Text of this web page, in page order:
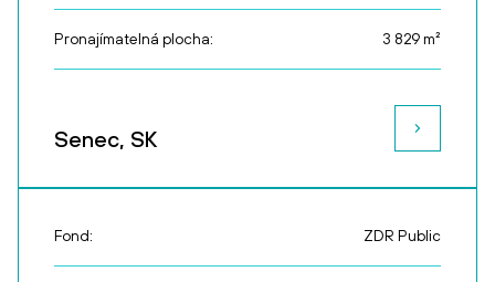
Pronajímatelná plocha: 3 829m²
Senec, SK
Fond: ZDR Public